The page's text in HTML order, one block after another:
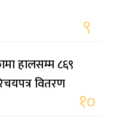
९
हालसम्म ८६९
वितरण
१०